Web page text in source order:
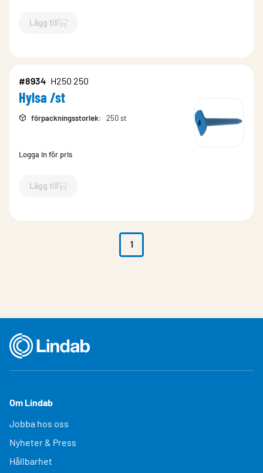
Lägg till
`$Lägg till
#8934 H250 250
Hylsa /st
förpackningsstorlek: 250 st
Logga in för pris
Lägg till
`$Lägg till
1
Om Lindab
Jobba hos oss
Nyheter & Press
Hållbarhet